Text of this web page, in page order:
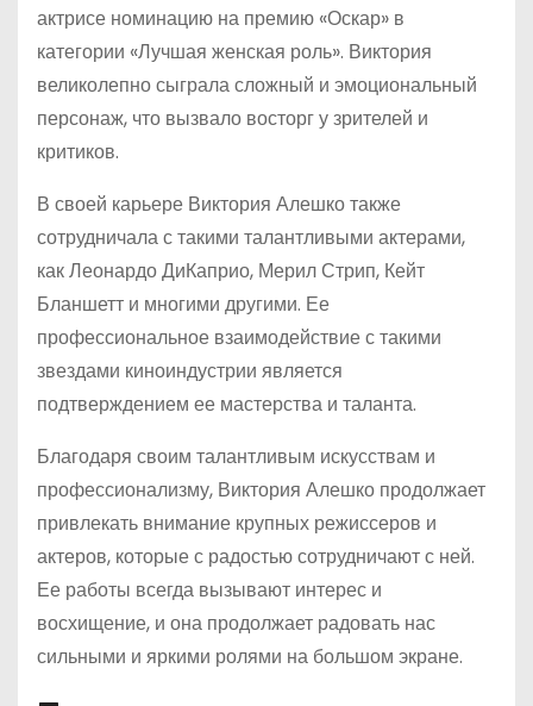
актрисе номинацию на премию «Оскар» в
категории «Лучшая женская роль». Виктория
великолепно сыграла сложный и эмоциональный
персонаж, что вызвало восторг у зрителей и
критиков.
В своей карьере Виктория Алешко также
сотрудничала с такими талантливыми актерами,
как Леонардо ДиКаприо, Мерил Стрип, Кейт
Бланшетт и многими другими. Ее
профессиональное взаимодействие с такими
звездами киноиндустрии является
подтверждением ее мастерства и таланта.
Благодаря своим талантливым искусствам и
профессионализму, Виктория Алешко продолжает
привлекать внимание крупных режиссеров и
актеров, которые с радостью сотрудничают с ней.
Ее работы всегда вызывают интерес и
восхищение, и она продолжает радовать нас
сильными и яркими ролями на большом экране.